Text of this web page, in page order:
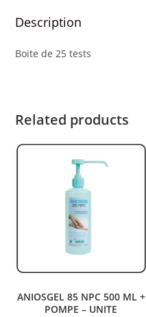
Description
Boite de 25 tests
Related products
ANIOSGEL 85 NPC 500 ML +
POMPE – UNITE